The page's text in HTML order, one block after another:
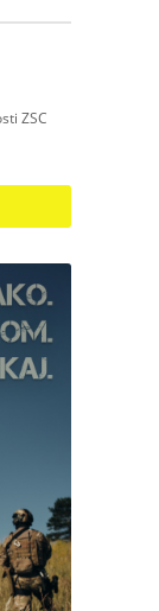
ZSC